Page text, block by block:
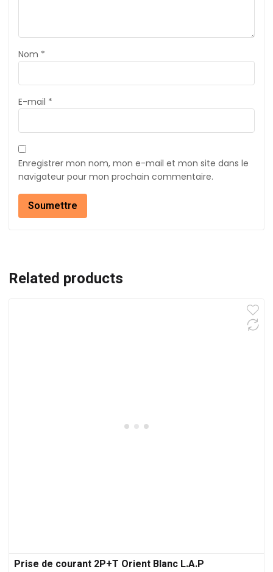
Nom *
E-mail *
Enregistrer mon nom, mon e-mail et mon site dans le
navigateur pour mon prochain commentaire.
Related products
Prise de courant 2P+T Orient Blanc L.A.P